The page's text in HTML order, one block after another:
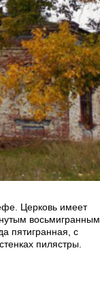
Церковь имеет
восьмигранным
пятигранная, с
пилястры.